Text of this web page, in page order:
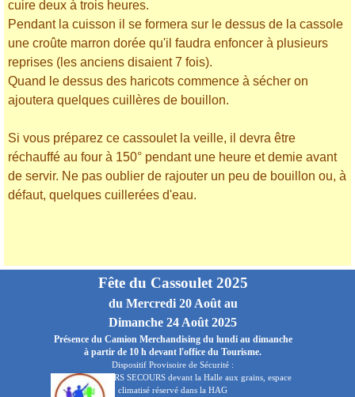
cuire deux à trois heures.
Pendant la cuisson il se formera sur le dessus de la cassole
une croûte marron dorée qu'il faudra enfoncer à plusieurs
reprises (les anciens disaient 7 fois).
Quand le dessus des haricots commence à sécher on
ajoutera quelques cuillères de bouillon.
Si vous préparez ce cassoulet la veille, il devra être
réchauffé au four à 150° pendant une heure et demie avant
de servir. Ne pas oublier de rajouter un peu de bouillon ou, à
défaut, quelques cuillerées d'eau.
Fête du Cassoulet 2025
du Mercredi 20 Août au
Dimanche 24 Août 2025
Présence du Camion Merchandising du lundi au dimanche
à partir de 10 h devant l'office du Tourisme.
Dispositif Provisoire de Sécurité :
AUDE PREMIERS SECOURS devant la Halle aux grains, espace
climatisé réservé dans la HAG